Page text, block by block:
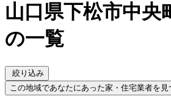
山口県下松市中央
の一覧
絞り込み
この地域であなたにあった家・住宅業者を見